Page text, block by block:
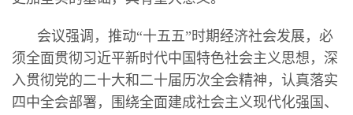
会议强调，推动“十五五”时期经济社会发展，必
须全面贯彻习近平新时代中国特色社会主义思想，深
入贯彻党的二十大和二十届历次全会精神，认真落实
四中全会部署，围绕全面建成社会主义现代化强国、